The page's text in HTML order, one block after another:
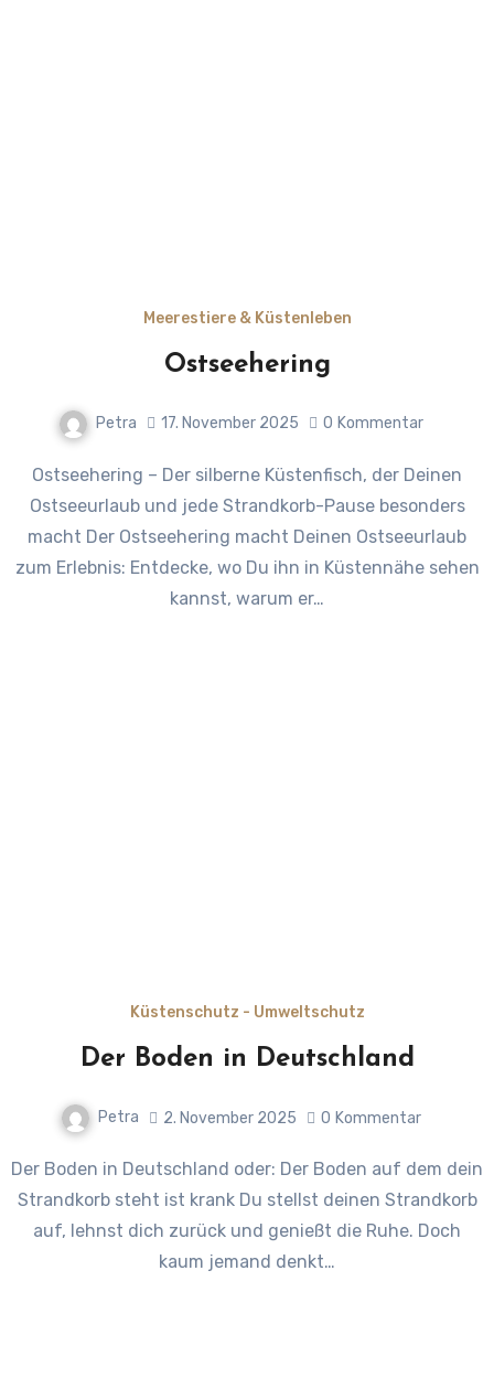
Meerestiere & Küstenleben
Ostseehering
Petra 17. November 2025 0 Kommentar
Ostseehering – Der silberne Küstenfisch, der Deinen
Ostseeurlaub und jede Strandkorb-Pause besonders
macht Der Ostseehering macht Deinen Ostseeurlaub
zum Erlebnis: Entdecke, wo Du ihn in Küstennähe sehen
kannst, warum er…
Küstenschutz - Umweltschutz
Der Boden in Deutschland
Petra 2. November 2025 0 Kommentar
Der Boden in Deutschland oder: Der Boden auf dem dein
Strandkorb steht ist krank Du stellst deinen Strandkorb
auf, lehnst dich zurück und genießt die Ruhe. Doch
kaum jemand denkt…